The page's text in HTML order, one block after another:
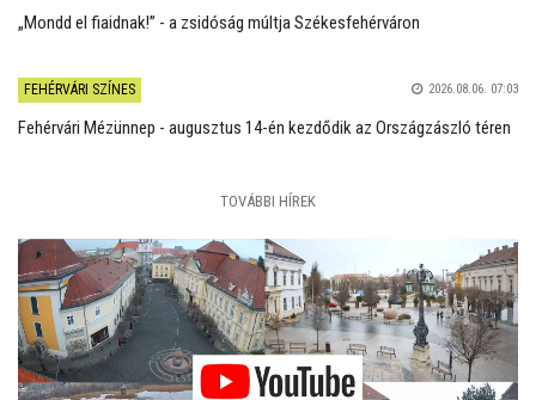
„Mondd el fiaidnak!” - a zsidóság múltja Székesfehérváron
FEHÉRVÁRI SZÍNES 2026.08.06. 07:03
Fehérvári Mézünnep - augusztus 14-én kezdődik az Országzászló téren
TOVÁBBI HÍREK